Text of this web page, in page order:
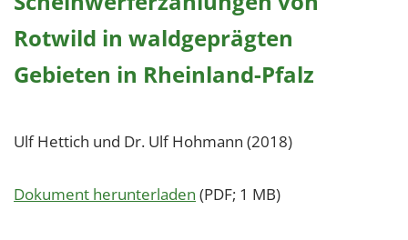
Rotwild in waldgeprägten
Gebieten in Rheinland-Pfalz
Ulf Hettich und Dr. Ulf Hohmann (2018)
Dokument herunterladen (PDF; 1 MB)